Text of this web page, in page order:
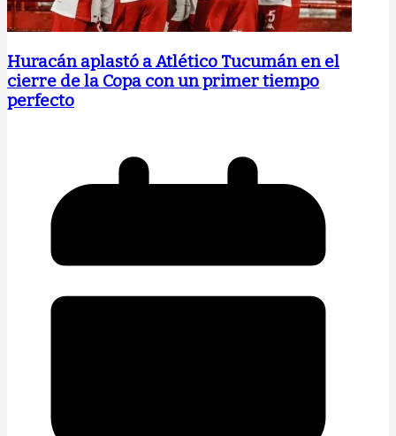
Huracán aplastó a Atlético Tucumán en el
cierre de la Copa con un primer tiempo
perfecto